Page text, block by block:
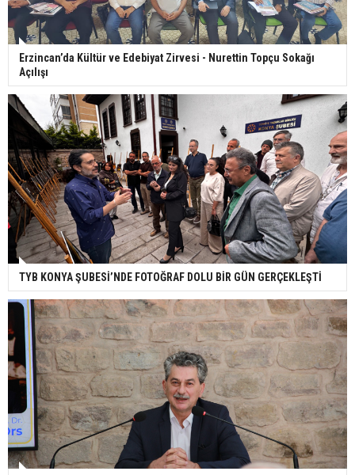
Erzincan’da Kültür ve Edebiyat Zirvesi - Nurettin Topçu Sokağı
Açılışı
TYB KONYA ŞUBESİ’NDE FOTOĞRAF DOLU BİR GÜN GERÇEKLEŞTİ